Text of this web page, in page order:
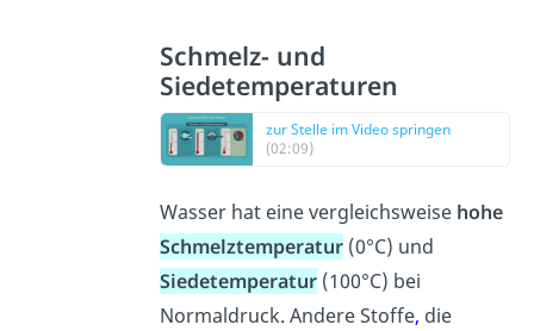
Schmelz- und
Siedetemperaturen
zur Stelle im Video springen
(02:09)
Wasser hat eine vergleichsweise hohe
Schmelztemperatur (0°C) und
Siedetemperatur (100°C) bei
Normaldruck. Andere Stoffe, die